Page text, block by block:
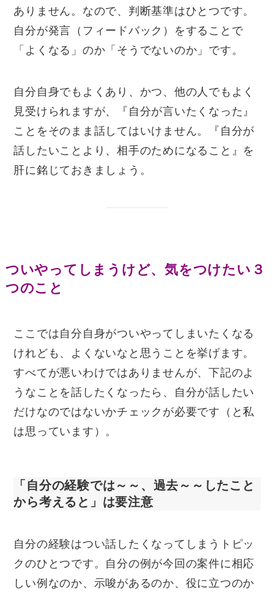
ありません。なので、判断基準はひとつです。
自分が発言（フィードバック）をすることで
「よくなる」のか「そうでないのか」です。
自分自身でもよくあり、かつ、他の人でもよく
見受けられますが、『自分が言いたくなった』
ことをそのまま話してはいけません。『自分が
話したいことより、相手のためになること』を
肝に銘じておきましょう。
ついやってしまうけど、気をつけたい３
つのこと
ここでは自分自身がついやってしまいたくなる
けれども、よくないなと思うことを挙げます。
すべてが悪いわけではありませんが、下記のよ
うなことを話したくなったら、自分が話したい
だけなのではないかチェックが必要です（と私
は思っています）。
「自分の経験では～～、過去～～したこと
から考えると」は要注意
自分の経験はつい話したくなってしまうトピッ
クのひとつです。自分の例が今回の案件に相応
しい例なのか、示唆があるのか、役に立つのか